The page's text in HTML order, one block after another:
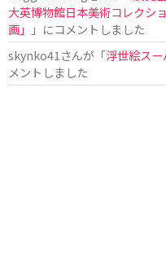
大英博物館日本美術コレク
画」
」にコメントしました
skynko41 さんが「浮世絵ス
メントしました